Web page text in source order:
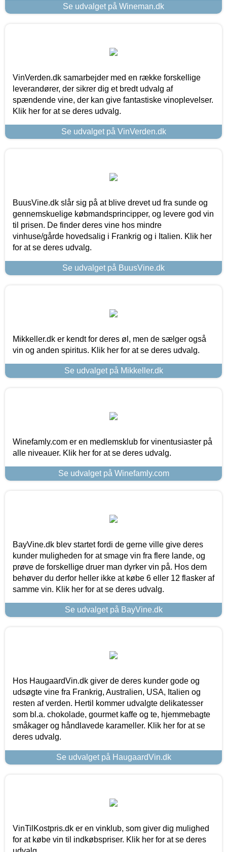
Se udvalget på Wineman.dk
VinVerden.dk samarbejder med en række forskellige
leverandører, der sikrer dig et bredt udvalg af
spændende vine, der kan give fantastiske vinoplevelser.
Klik her for at se deres udvalg.
Se udvalget på VinVerden.dk
BuusVine.dk slår sig på at blive drevet ud fra sunde og
gennemskuelige købmandsprincipper, og levere god vin
til prisen. De finder deres vine hos mindre
vinhuse/gårde hovedsalig i Frankrig og i Italien. Klik her
for at se deres udvalg.
Se udvalget på BuusVine.dk
Mikkeller.dk er kendt for deres øl, men de sælger også
vin og anden spiritus. Klik her for at se deres udvalg.
Se udvalget på Mikkeller.dk
Winefamly.com er en medlemsklub for vinentusiaster på
alle niveauer. Klik her for at se deres udvalg.
Se udvalget på Winefamly.com
BayVine.dk blev startet fordi de gerne ville give deres
kunder muligheden for at smage vin fra flere lande, og
prøve de forskellige druer man dyrker vin på. Hos dem
behøver du derfor heller ikke at købe 6 eller 12 flasker af
samme vin. Klik her for at se deres udvalg.
Se udvalget på BayVine.dk
Hos HaugaardVin.dk giver de deres kunder gode og
udsøgte vine fra Frankrig, Australien, USA, Italien og
resten af verden. Hertil kommer udvalgte delikatesser
som bl.a. chokolade, gourmet kaffe og te, hjemmebagte
småkager og håndlavede karameller. Klik her for at se
deres udvalg.
Se udvalget på HaugaardVin.dk
VinTilKostpris.dk er en vinklub, som giver dig mulighed
for at købe vin til indkøbspriser. Klik her for at se deres